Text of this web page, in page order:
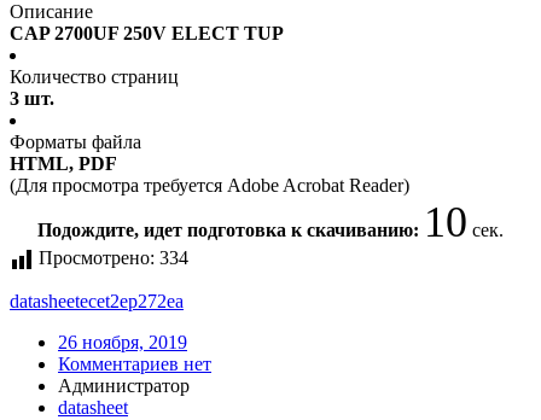
Описание
CAP 2700UF 250V ELECT TUP
Количество страниц
3 шт.
Форматы файла
HTML, PDF
(Для просмотра требуется Adobe Acrobat Reader)
Подождите, идет подготовка к скачиванию: 10 сек.
Просмотрено: 334
datasheetecet2ep272ea
26 ноября, 2019
Комментариев нет
Администратор
datasheet